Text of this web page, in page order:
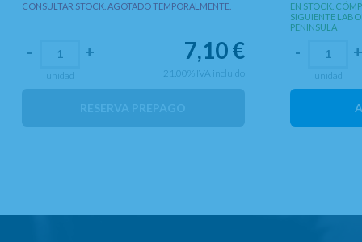
CONSULTAR STOCK. AGOTADO TEMPORALMENTE.
7,10€
21.00% IVA incluido
- +
unidad
RESERVA PREPAGO
EN STOCK.
SIGUIENTE
PENINSULA
- +
unidad